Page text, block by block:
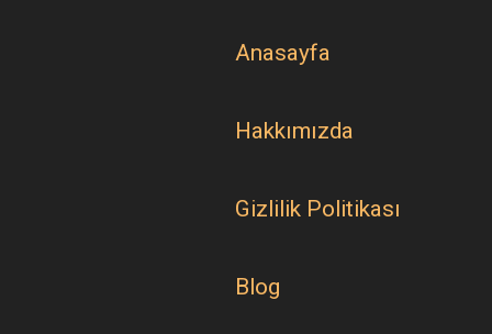
Anasayfa
Hakkımızda
Gizlilik Politikası
Blog